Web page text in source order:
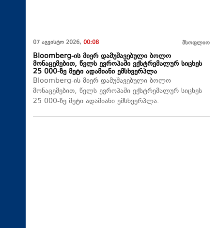
07 აგვისტო 2026, 00:08 მსოფლიო
Bloomberg-ის მიერ დამუშავებული ბოლო
მონაცემებით, წელს ევროპაში ექსტრემალურ სიცხეს
25 000-ზე მეტი ადამიანი ემსხვერპლა
Bloomberg-ის მიერ დამუშავებული ბოლო
მონაცემებით, წელს ევროპაში ექსტრემალურ სიცხეს
25 000-ზე მეტი ადამიანი ემსხვერპლა.